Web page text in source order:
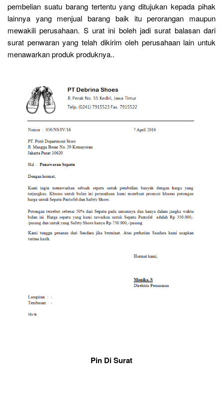
pembelian suatu barang tertentu yang ditujukan kepada pihak
lainnya yang menjual barang baik itu perorangan maupun
mewakili perusahaan. S urat ini boleh jadi surat balasan dari
surat penwaran yang telah dikirim oleh perusahaan lain untuk
menawarkan produk produknya..
Pin Di Surat